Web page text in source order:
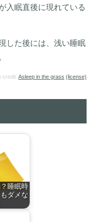
入眠直後に現れている
した後には、浅い睡眠
credit: Asleep in the grass (license)
睡眠時
ダメな
、眠